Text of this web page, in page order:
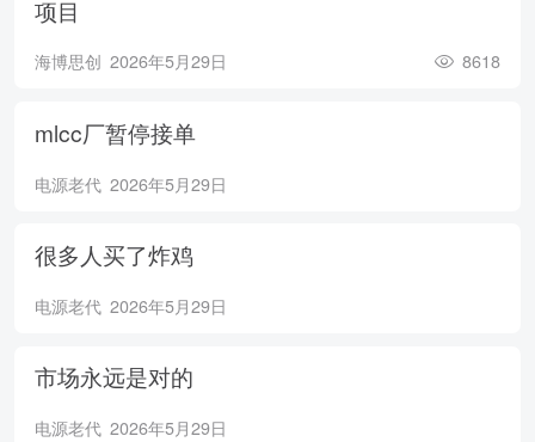
项目
海博思创 2026年5月29日 8618
mlcc厂暂停接单
电源老代 2026年5月29日
很多人买了炸鸡
电源老代 2026年5月29日
市场永远是对的
电源老代 2026年5月29日